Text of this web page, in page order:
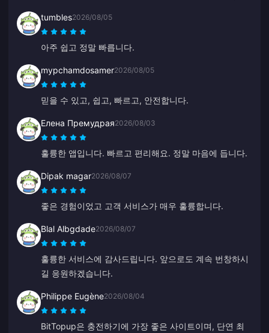
렴하고 게임 종류도 다양해서 좋네요!
tumbles2026/08/05
아주 쉽고 정말 빠릅니다.
mypchamdosamer2026/08/05
믿을 수 있고, 쉽고, 빠르고, 안전합니다.
Елена Премудрая2026/08/03
훌륭한 앱입니다. 빠르고 편리해요. 정말 마음에 듭니다.
Dipak magar2026/08/07
좋은 경험이었고 고객 서비스가 매우 훌륭합니다.
Blal Albgdade2026/08/07
훌륭한 서비스에 감사드립니다. 앞으로도 계속 번창하시
길 응원하겠습니다.
Philippe Eugène2026/08/04
BitTopup은 충전하기에 가장 좋은 사이트이며, 단연 최